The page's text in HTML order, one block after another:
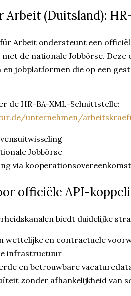
Arbeit (Duitsland):
Arbeit ondersteunt een
de nationale Jobbörse. Deze
en jobplatformen die op een
de HR-BA-XML-Schnittstelle:
unternehmen/
Jobbörse
via kooperationsovereenkomst
officiële API-
biedt duidelijke
wettelijke en contractuele
infrastructuur
en betrouwbare
zonder afhankelijkheid van